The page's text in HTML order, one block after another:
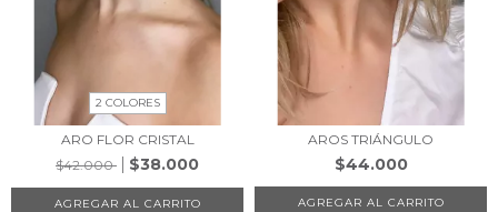
2 COLORES
ARO FLOR CRISTAL
$42.000
$38.000
AGREGAR AL CARRITO
AROS TRIÁNGULO
$44.000